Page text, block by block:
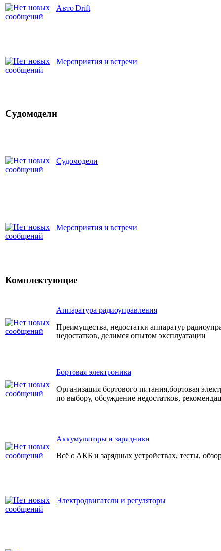
Авто Drift
Мероприятия и встречи
Судомодели
Судомодели
Мероприятия и встречи
Комплектующие
Аппаратура радиоуправления
Преимущества, недостатки аппаратур
недостатков, делимся опытом эксплуатации
Бортовая электроника
Организация бортового питания,бортовая
по выбору, обсуждение недостатков,
Аккумуляторы и зарядники
Всё о АКБ и зарядных устройствах, тесты,
Электродвигатели и регуляторы